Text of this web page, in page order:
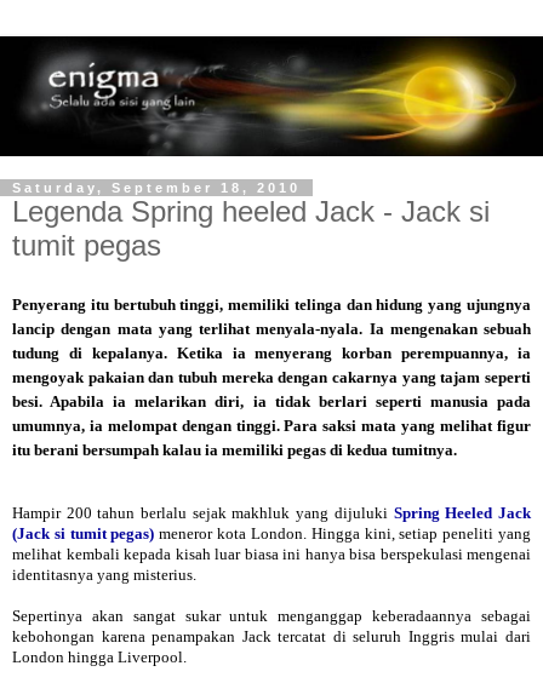
Saturday, September 18, 2010
Legenda Spring heeled Jack - Jack si
tumit pegas
Penyerang itu bertubuh tinggi, memiliki telinga dan hidung yang ujungnya
lancip dengan mata yang terlihat menyala-nyala. Ia mengenakan sebuah
tudung di kepalanya. Ketika ia menyerang korban perempuannya, ia
mengoyak pakaian dan tubuh mereka dengan cakarnya yang tajam seperti
besi. Apabila ia melarikan diri, ia tidak berlari seperti manusia pada
umumnya, ia melompat dengan tinggi. Para saksi mata yang melihat figur
itu berani bersumpah kalau ia memiliki pegas di kedua tumitnya.
Hampir 200 tahun berlalu sejak makhluk yang dijuluki Spring Heeled Jack
(Jack si tumit pegas) meneror kota London. Hingga kini, setiap peneliti yang
melihat kembali kepada kisah luar biasa ini hanya bisa berspekulasi mengenai
identitasnya yang misterius.
Sepertinya akan sangat sukar untuk menganggap keberadaannya sebagai
kebohongan karena penampakan Jack tercatat di seluruh Inggris mulai dari
London hingga Liverpool.